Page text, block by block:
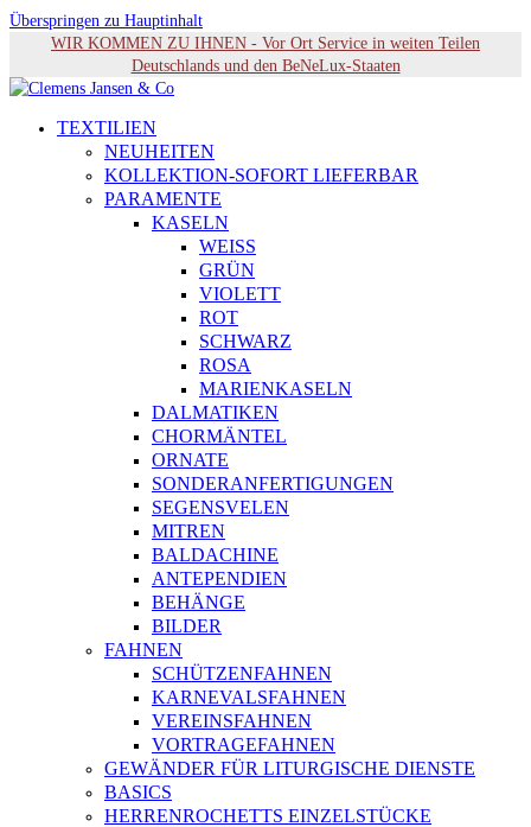
Überspringen zu Hauptinhalt
WIR KOMMEN ZU IHNEN - Vor Ort Service in weiten Teilen
Deutschlands und den BeNeLux-Staaten
TEXTILIEN
NEUHEITEN
KOLLEKTION-SOFORT LIEFERBAR
PARAMENTE
KASELN
WEISS
GRÜN
VIOLETT
ROT
SCHWARZ
ROSA
MARIENKASELN
DALMATIKEN
CHORMÄNTEL
ORNATE
SONDERANFERTIGUNGEN
SEGENSVELEN
MITREN
BALDACHINE
ANTEPENDIEN
BEHÄNGE
BILDER
FAHNEN
SCHÜTZENFAHNEN
KARNEVALSFAHNEN
VEREINSFAHNEN
VORTRAGEFAHNEN
GEWÄNDER FÜR LITURGISCHE DIENSTE
BASICS
HERRENROCHETTS EINZELSTÜCKE